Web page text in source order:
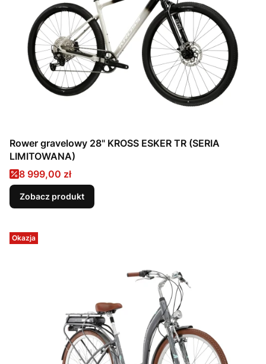
Rower gravelowy 28" KROSS ESKER TR (SERIA
LIMITOWANA)
Cena promocyjna
8 999,00 zł
Zobacz produkt
Okazja